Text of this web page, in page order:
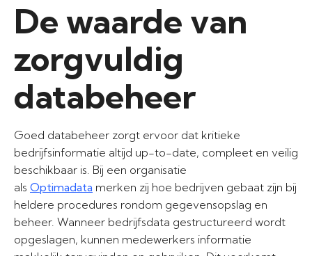
De waarde van
zorgvuldig
databeheer
Goed databeheer zorgt ervoor dat kritieke
bedrijfsinformatie altijd up-to-date, compleet en veilig
beschikbaar is. Bij een organisatie
als Optimadata merken zij hoe bedrijven gebaat zijn bij
heldere procedures rondom gegevensopslag en
beheer. Wanneer bedrijfsdata gestructureerd wordt
opgeslagen, kunnen medewerkers informatie